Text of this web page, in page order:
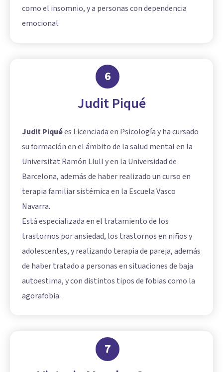
como el insomnio, y a personas con dependencia
emocional.
6
Judit Piqué
Judit Piquées Licenciada en Psicología y ha cursado
su formación en el ámbito de la salud mental en la
Universitat Ramón Llull y en la Universidad de
Barcelona, además de haber realizado un curso en
terapia familiar sistémica en la Escuela Vasco
Navarra.
Está especializada en el tratamiento de los
trastornos por ansiedad, los trastornos en niños y
adolescentes, y realizando terapia de pareja, además
de haber tratado a personas en situaciones de baja
autoestima, y con distintos tipos de fobias como la
agorafobia.
7